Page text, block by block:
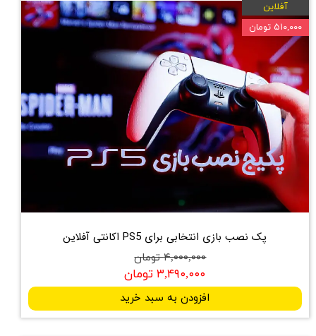
پک نصب بازی انتخابی برای PS5 اکانتی آفلاین
۴,۰۰۰,۰۰۰ تومان
۳,۴۹۰,۰۰۰ تومان
افزودن به سبد خرید
آفلاین
۵۱۰,۰۰۰ تومان